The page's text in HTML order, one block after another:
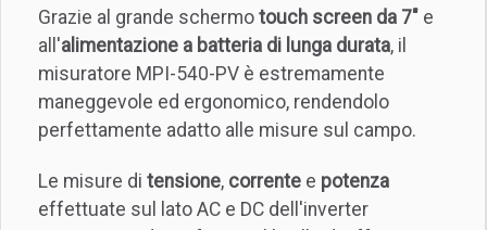
Grazie al grande schermo touch screen da 7" e
all'alimentazione a batteria di lunga durata, il
misuratore MPI-540-PV è estremamente
maneggevole ed ergonomico, rendendolo
perfettamente adatto alle misure sul campo.
Le misure di tensione, corrente e potenza
effettuate sul lato AC e DC dell'inverter